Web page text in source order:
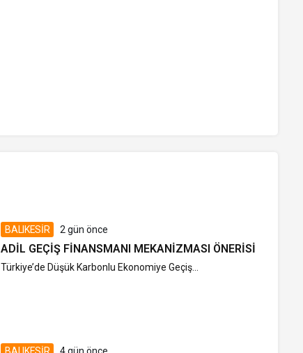
BALIKESİR 2 gün önce
ADIL GEÇIŞ FINANSMANI MEKANIZMASI ÖNERISI
Türkiye’de Düşük Karbonlu Ekonomiye Geçiş...